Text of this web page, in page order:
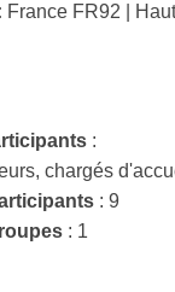
France FR92 |
:
chargés
: 9
: 1